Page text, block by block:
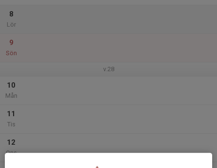
8
Lör
9
Sön
v.28
10
Mån
11
Tis
12
Ons